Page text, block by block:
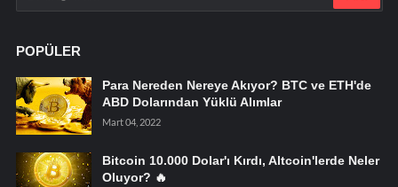
POPÜLER
Para Nereden Nereye Akıyor? BTC ve ETH'de
ABD Dolarından Yüklü Alımlar
Mart 04, 2022
Bitcoin 10.000 Dolar'ı Kırdı, Altcoin'lerde Neler
Oluyor? 🔥